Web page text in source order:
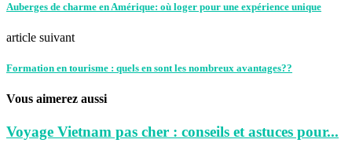
Auberges de charme en Amérique: où loger pour une expérience unique
article suivant
Formation en tourisme : quels en sont les nombreux avantages??
Vous aimerez aussi
Voyage Vietnam pas cher : conseils et astuces pour...